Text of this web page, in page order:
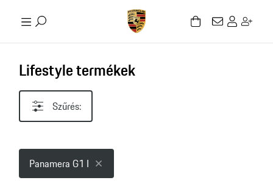
Lifestyle termékek
Szűrés:
Panamera G1 I